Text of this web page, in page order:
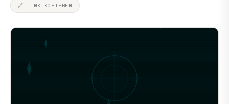
🔗 LINK KOPIEREN